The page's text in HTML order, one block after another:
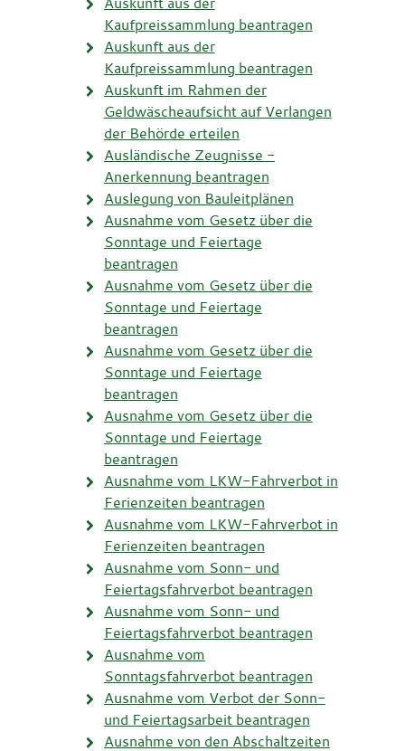
Kaufpreissammlung beantragen
Auskunft aus der
Kaufpreissammlung beantragen
Auskunft im Rahmen der
Geldwäscheaufsicht auf Verlangen
der Behörde erteilen
Ausländische Zeugnisse -
Anerkennung beantragen
Auslegung von Bauleitplänen
Ausnahme vom Gesetz über die
Sonntage und Feiertage
beantragen
Ausnahme vom Gesetz über die
Sonntage und Feiertage
beantragen
Ausnahme vom Gesetz über die
Sonntage und Feiertage
beantragen
Ausnahme vom Gesetz über die
Sonntage und Feiertage
beantragen
Ausnahme vom LKW-Fahrverbot in
Ferienzeiten beantragen
Ausnahme vom LKW-Fahrverbot in
Ferienzeiten beantragen
Ausnahme vom Sonn- und
Feiertagsfahrverbot beantragen
Ausnahme vom Sonn- und
Feiertagsfahrverbot beantragen
Ausnahme vom
Sonntagsfahrverbot beantragen
Ausnahme vom Verbot der Sonn-
und Feiertagsarbeit beantragen
Ausnahme von den Abschaltzeiten